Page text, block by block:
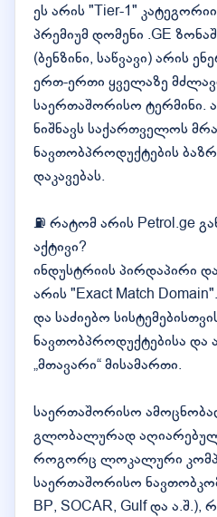
ეს არის "Tier-1"
პრემიუმ დომენი .GE
(ბენზინი, საწვავი) არის
ერთ-ერთი ყველაზე
საერთაშორისო ტერმინი.
ნიშნავს საქართველოს
ნავთობპროდუქტების
დაკავებას.
⛽ რატომ არის Petrol.ge
აქტივი?
ინდუსტრიის პირდაპირი
არის "Exact Match
და საძიებო
ნავთობპროდუქტებისა და
„მთავარი“ მისამართი.
საერთაშორისო
გლობალურად
როგორც ლოკალური
საერთაშორისო
BP, SOCAR, Gulf და